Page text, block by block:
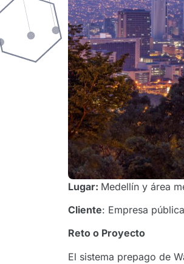
Lugar: Medellín y área
Cliente: Empresa
Reto o Proyecto
El sistema prepago de